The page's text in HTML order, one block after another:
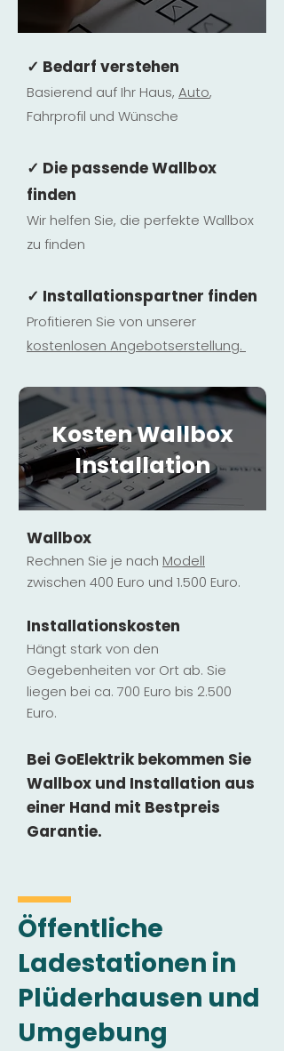
✓ Bedarf verstehen
Basierend auf Ihr Haus, Auto,
Fahrprofil und Wünsche
✓ Die passende Wallbox
finden
Wir helfen Sie, die perfekte Wallbox
zu finden
✓ Installationspartner finden
Profitieren Sie von unserer
kostenlosen Angebotserstellung.
Kosten Wallbox
Installation
Wallbox
Rechnen Sie je nach Modell
zwischen 400 Euro und 1.500 Euro.
Installationskosten
Hängt stark von den
Gegebenheiten vor Ort ab. Sie
liegen bei ca. 700 Euro bis 2.500
Euro.
Bei GoElektrik bekommen Sie
Wallbox und Installation aus
einer Hand mit Bestpreis
Garantie.
Öffentliche
Ladestationen in
Plüderhausen und
Umgebung